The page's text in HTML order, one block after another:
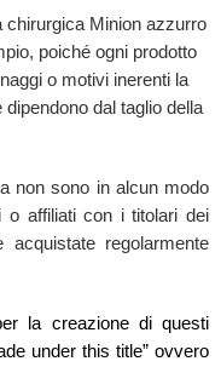
chirurgica Minion azzurro
poiché ogni prodotto
o motivi inerenti la
dal taglio della
non sono in alcun modo
o affiliati con i titolari dei
regolarmente
la creazione di questi
under this title” ovvero